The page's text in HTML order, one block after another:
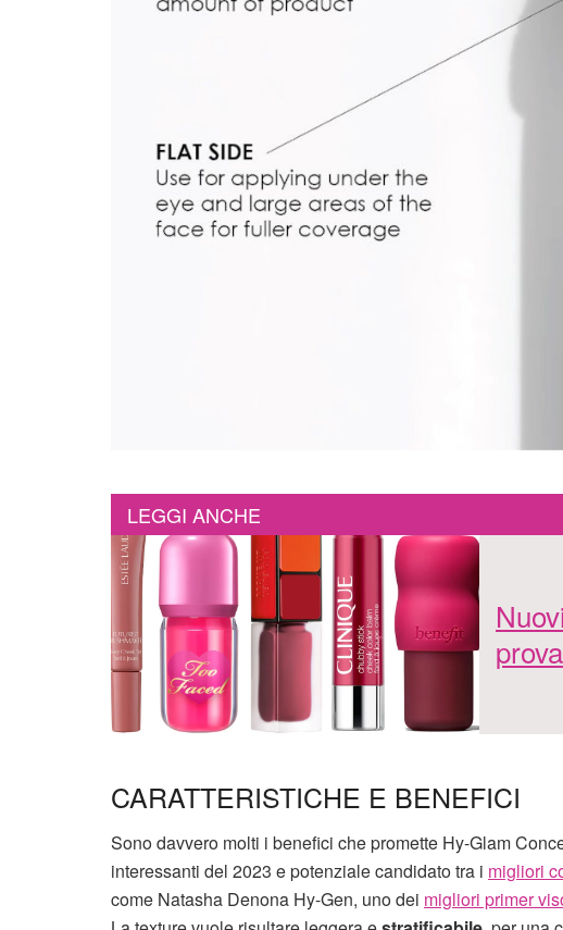
LEGGI ANCHE
CARATTERISTICHE E BENEFICI
Sono davvero molti i benefici che promette Hy-Glam
interessanti del 2023 e potenziale candidato tra i migliori
come Natasha Denona Hy-Gen, uno dei migliori primer